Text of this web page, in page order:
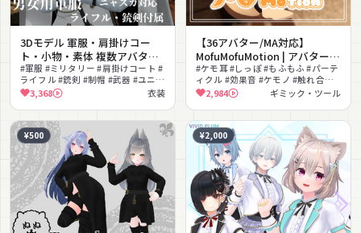
3Dモデル 軍服・肩掛けコー
ト・小物・素体 複数アバター
対応
#軍服 #ミリタリー #肩掛けコート #
ライフル #銃剣 #制帽 #武器 #ユニセ
ックス #かっこいい #小物付き
3,368 衣装
【36アバター/MA対応】
MofuMofuMotion | アバターの
耳や尻尾を自由に動かすギミ
ック
#ケモ耳 #しっぽ #もふもふ #パーテ
ィクル #効果音 #ケモノ #触れ合い
#MA対応 #アイトラッキング
2,984 ギミック・ツール
¥500 ¥2,000